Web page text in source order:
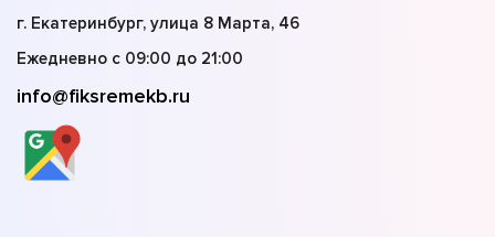
г. Екатеринбург, улица 8 Марта, 46
Ежедневно с 09:00 до 21:00
info@fiksremekb.ru